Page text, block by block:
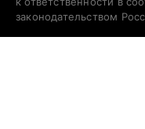
законодательством